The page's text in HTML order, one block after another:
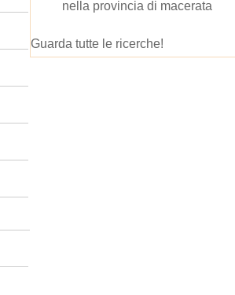
nella provincia di macerata
Guarda tutte le ricerche!